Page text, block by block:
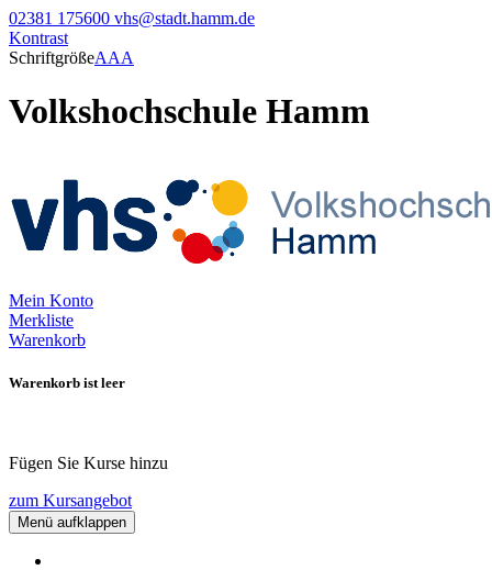
02381 175600 vhs@stadt.hamm.de
Kontrast
SchriftgrößeAAA
Volkshochschule Hamm
Mein Konto
Merkliste
Warenkorb
Warenkorb ist leer
Fügen Sie Kurse hinzu
zum Kursangebot
Menü aufklappen